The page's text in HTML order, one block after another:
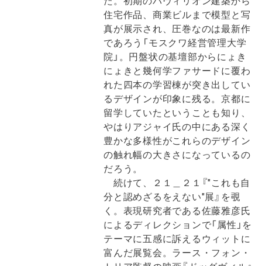
住宅作品、商業ビルまで模型と写
真が展示され、圧巻なのは最新作
であろう「モスクワ経営管理大学
院」。円盤状の基壇部からにょき
にょきと幾何学ファサードに覆わ
れた四本の学習棟が突き出してい
るデザインが印象に残る。京都に
留学していたということも知り、
やはりアジャイ氏の中にある深く
豊かな多様性がこれらのデザイン
の触れ幅の大きさになっているの
だろう。
続けて、２１＿２１『"これも自
分と認めざるをえない"展』を覗
く。表現研究者である佐藤雅彦氏
によるディレクションで「属性」を
テーマに五感に訴えるウィットに
富んだ展覧会。ラース・フォン・